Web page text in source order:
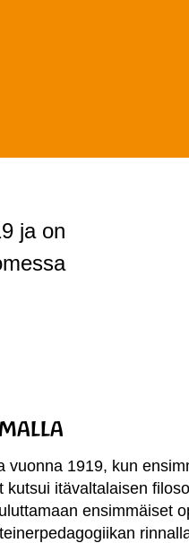
ja on
1919, kun
itävaltalaisen
ensimmäiset